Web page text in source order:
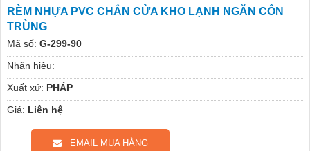
RÈM NHỰA PVC CHẮN CỬA KHO LẠNH NGĂN CÔN
TRÙNG
Mã số: G-299-90
Nhãn hiệu:
Xuất xứ: PHÁP
Giá: Liên hệ
EMAIL MUA HÀNG